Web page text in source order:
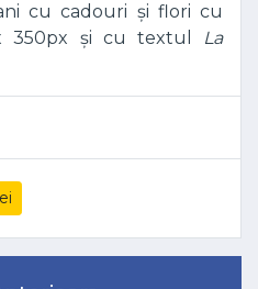
cu cadouri și flori cu
350px și cu textul
La